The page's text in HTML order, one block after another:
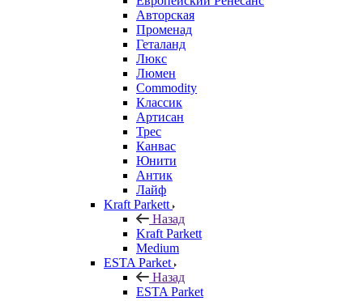
Авторская
Променад
Геталанд
Люкс
Люмен
Commodity
Классик
Артисан
Трес
Канвас
Юнити
Антик
Лайф
Kraft Parkett
Назад
Kraft Parkett
Medium
ESTA Parket
Назад
ESTA Parket